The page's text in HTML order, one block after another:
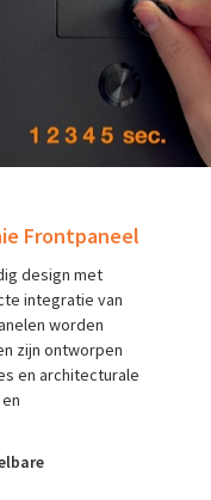
Frontpaneel
design met
integratie van
worden
zijn ontworpen
en architecturale